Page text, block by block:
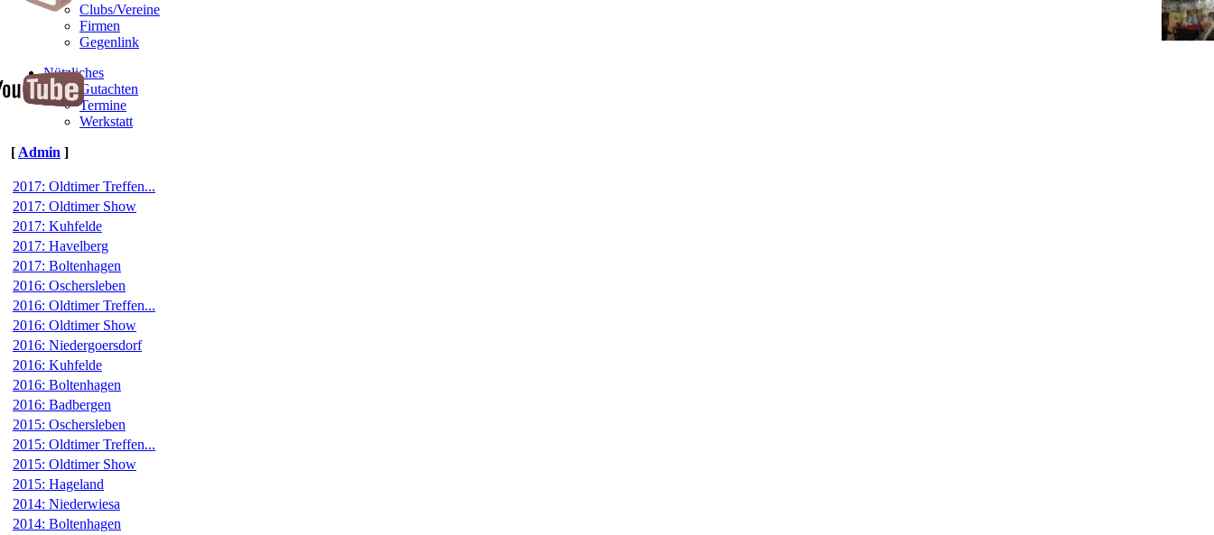
Clubs/Vereine
Firmen
Gegenlink
Nützliches
Gutachten
Termine
Werkstatt
[ Admin ]
2017: Oldtimer Treffen...
2017: Oldtimer Show
2017: Kuhfelde
2017: Havelberg
2017: Boltenhagen
2016: Oschersleben
2016: Oldtimer Treffen...
2016: Oldtimer Show
2016: Niedergoersdorf
2016: Kuhfelde
2016: Boltenhagen
2016: Badbergen
2015: Oschersleben
2015: Oldtimer Treffen...
2015: Oldtimer Show
2015: Hageland
2014: Niederwiesa
2014: Boltenhagen